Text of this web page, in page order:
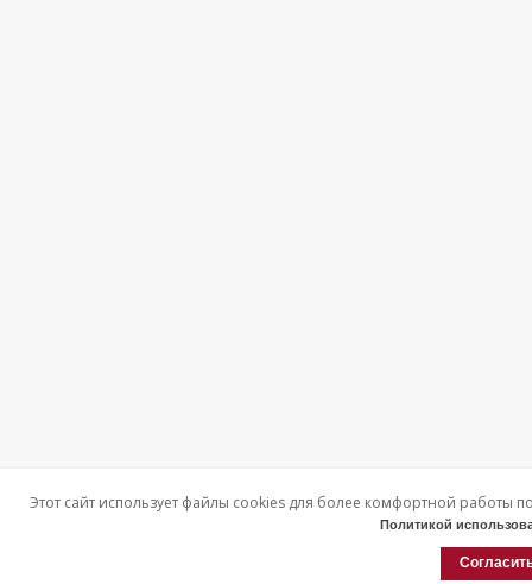
Этот сайт использует файлы cookies для более комфортной работы
Политикой